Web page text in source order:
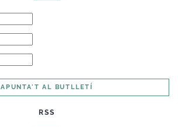
APUNTA'T AL BUTLLETÍ
RSS